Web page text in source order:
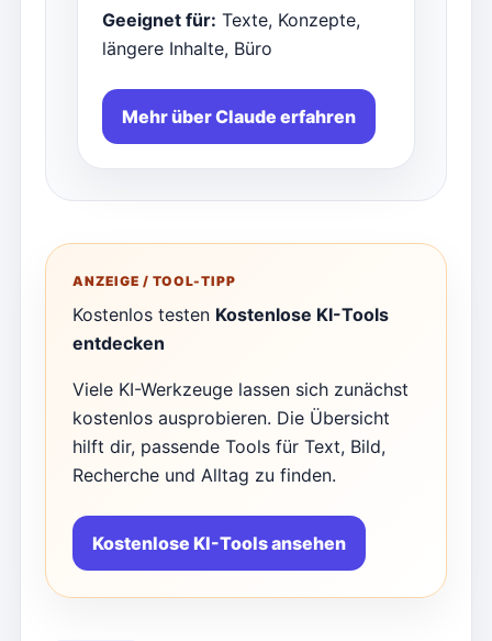
Geeignet für: Texte, Konzepte,
längere Inhalte, Büro
Mehr über Claude erfahren
ANZEIGE / TOOL-TIPP
Kostenlos testen Kostenlose KI-Tools
entdecken
Viele KI-Werkzeuge lassen sich zunächst
kostenlos ausprobieren. Die Übersicht
hilft dir, passende Tools für Text, Bild,
Recherche und Alltag zu finden.
Kostenlose KI-Tools ansehen